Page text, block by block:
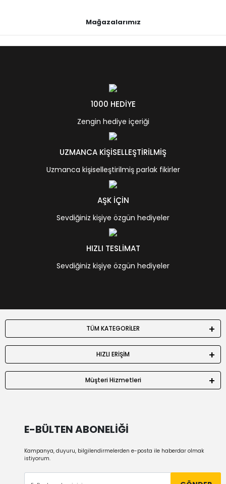
Mağazalarımız
1000 HEDİYE
Zengin hediye içeriği
UZMANCA KİŞİSELLEŞTİRİLMİŞ
Uzmanca kişiselleştirilmiş parlak fikirler
AŞK İÇİN
Sevdiğiniz kişiye özgün hediyeler
HIZLI TESLİMAT
Sevdiğiniz kişiye özgün hediyeler
TÜM KATEGORİLER
HIZLI ERİŞİM
Müşteri Hizmetleri
E-BÜLTEN ABONELİĞİ
Kampanya, duyuru, bilgilendirmelerden e-posta ile haberdar olmak
istiyorum.